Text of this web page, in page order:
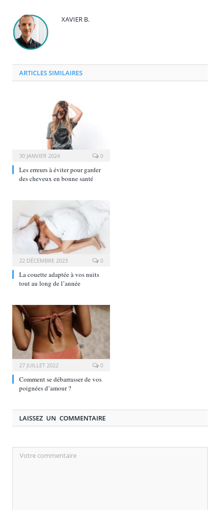
XAVIER B.
ARTICLES SIMILAIRES
30 JANVIER 2024 0
Les erreurs à éviter pour garder
des cheveux en bonne santé
22 DÉCEMBRE 2023 0
La couette adaptée à vos nuits
tout au long de l’année
27 JUILLET 2022 0
Comment se débarrasser de vos
poignées d’amour ?
LAISSEZ UN COMMENTAIRE